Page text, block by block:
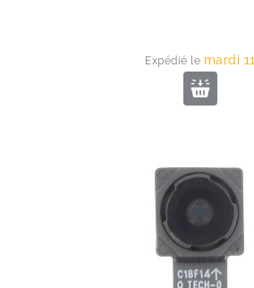
Expédié le mardi 11